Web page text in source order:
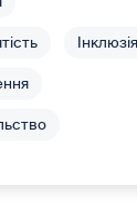
Інклюзія